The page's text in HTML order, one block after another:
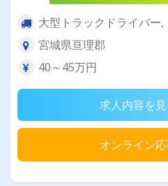
大型トラックドライバー,
宮城県亘理郡
40～45万円
求人内容を
オンライン